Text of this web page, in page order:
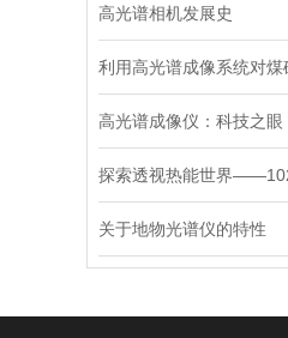
高光谱相机发展史
关于地物光谱仪的特性